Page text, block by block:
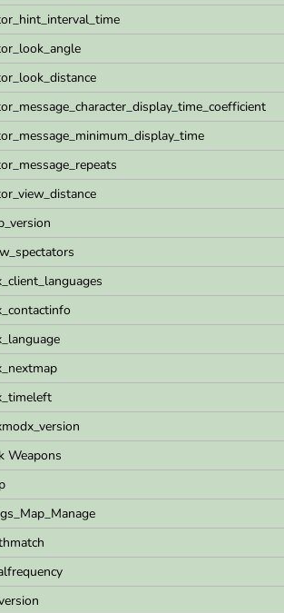
Weapons